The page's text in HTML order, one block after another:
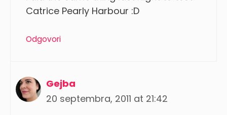
Catrice Pearly Harbour :D
Odgovori
Gejba
20 septembra, 2011 at 21:42